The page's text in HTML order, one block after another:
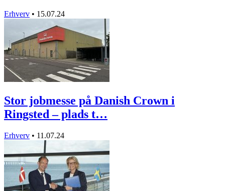
Erhverv • 15.07.24
Stor jobmesse på Danish Crown i
Ringsted – plads t…
Erhverv • 11.07.24